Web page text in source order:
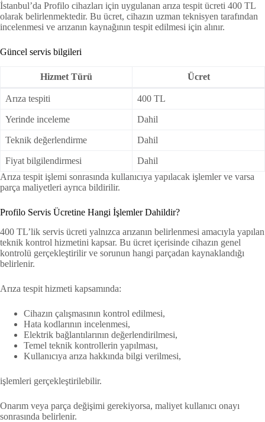
İstanbul’da Profilo cihazları için uygulanan arıza tespit ücreti 400 TL
olarak belirlenmektedir. Bu ücret, cihazın uzman teknisyen tarafından
incelenmesi ve arızanın kaynağının tespit edilmesi için alınır.
Güncel servis bilgileri
Hizmet Türü Ücret
Arıza tespiti 400 TL
Yerinde inceleme Dahil
Teknik değerlendirme Dahil
Fiyat bilgilendirmesi
Dahil
Arıza tespit işlemi sonrasında kullanıcıya yapılacak işlemler ve varsa
parça maliyetleri ayrıca bildirilir.
Profilo Servis Ücretine Hangi İşlemler Dahildir?
400 TL’lik servis ücreti yalnızca arızanın belirlenmesi amacıyla yapılan
teknik kontrol hizmetini kapsar. Bu ücret içerisinde cihazın genel
kontrolü gerçekleştirilir ve sorunun hangi parçadan kaynaklandığı
belirlenir.
Arıza tespit hizmeti kapsamında:
Cihazın çalışmasının kontrol edilmesi,
Hata kodlarının incelenmesi,
Elektrik bağlantılarının değerlendirilmesi,
Temel teknik kontrollerin yapılması,
Kullanıcıya arıza hakkında bilgi verilmesi,
işlemleri gerçekleştirilebilir.
Onarım veya parça değişimi gerekiyorsa, maliyet kullanıcı onayı
sonrasında belirlenir.